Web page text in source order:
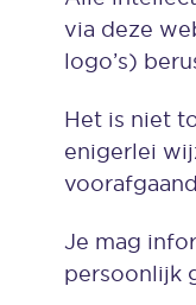
via deze
logo’s)
Het is niet
enigerlei
Je mag
persoonlijk